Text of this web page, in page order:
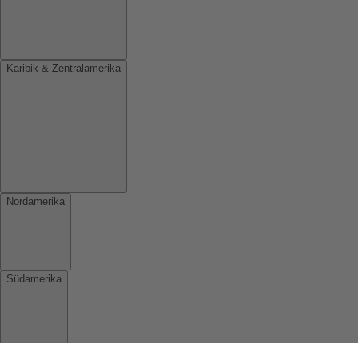
Karibik & Zentralamerika
Nordamerika
Südamerika